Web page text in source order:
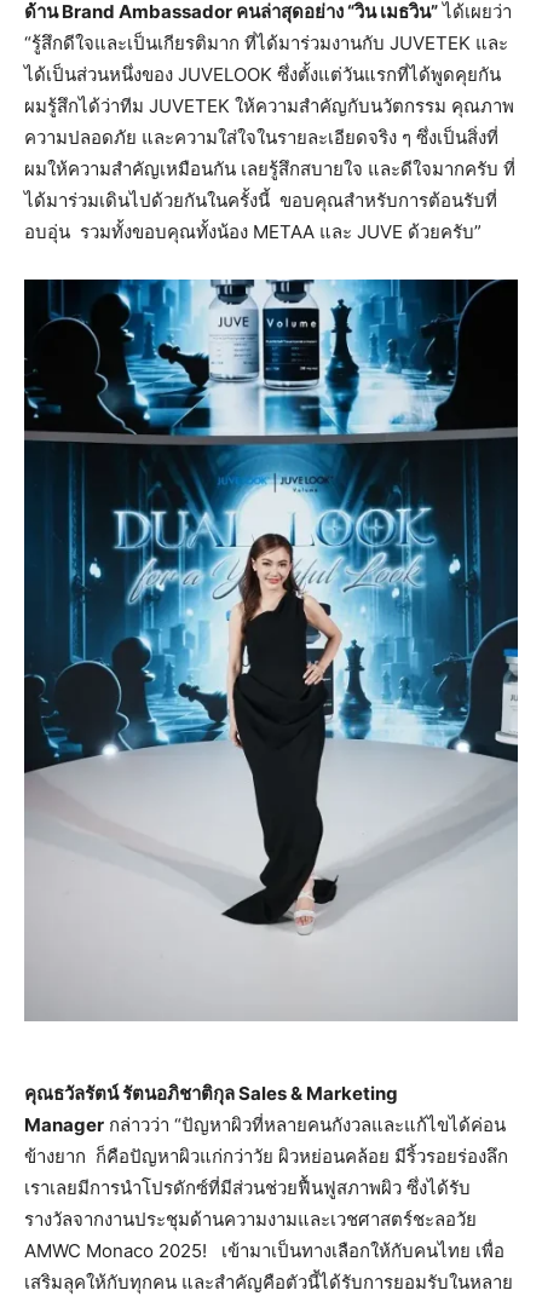
ด้าน Brand Ambassador คนล่าสุดอย่าง “วิน เมธวิน”ได้เผยว่า
“รู้สึกดีใจและเป็นเกียรติมาก ที่ได้มาร่วมงานกับ JUVETEK และ
ได้เป็นส่วนหนึ่งของ JUVELOOK ซึ่งตั้งแต่วันแรกที่ได้พูดคุยกัน
ผมรู้สึกได้ว่าทีม JUVETEK ให้ความสำคัญกับนวัตกรรม คุณภาพ
ความปลอดภัย และความใส่ใจในรายละเอียดจริง ๆ ซึ่งเป็นสิ่งที่
ผมให้ความสำคัญเหมือนกัน เลยรู้สึกสบายใจ และดีใจมากครับ ที่
ได้มาร่วมเดินไปด้วยกันในครั้งนี้ ขอบคุณสำหรับการต้อนรับที่
อบอุ่น รวมทั้งขอบคุณทั้งน้อง METAA และ JUVE ด้วยครับ”
คุณธวัลรัตน์ รัตนอภิชาติกุล Sales & Marketing
Manager กล่าวว่า “ปัญหาผิวที่หลายคนกังวลและแก้ไขได้ค่อน
ข้างยาก ก็คือปัญหาผิวแก่กว่าวัย ผิวหย่อนคล้อย มีริ้วรอยร่องลึก
เราเลยมีการนำโปรดักซ์ที่มีส่วนช่วยฟื้นฟูสภาพผิว ซึ่งได้รับ
รางวัลจากงานประชุมด้านความงามและเวชศาสตร์ชะลอวัย
AMWC Monaco 2025! เข้ามาเป็นทางเลือกให้กับคนไทย เพื่อ
เสริมลุคให้กับทุกคน และสำคัญคือตัวนี้ได้รับการยอมรับในหลาย